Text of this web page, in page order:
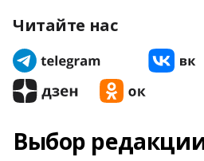
Читайте нас
Выбор